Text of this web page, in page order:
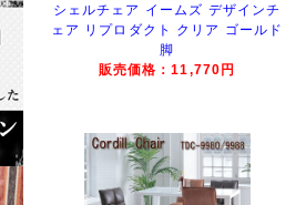
シェルチェア イームズ デザインチ
ェア リプロダクト クリア ゴールド
脚
販売価格：11,770円